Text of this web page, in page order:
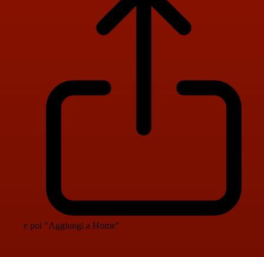
e poi "Aggiungi a Home"